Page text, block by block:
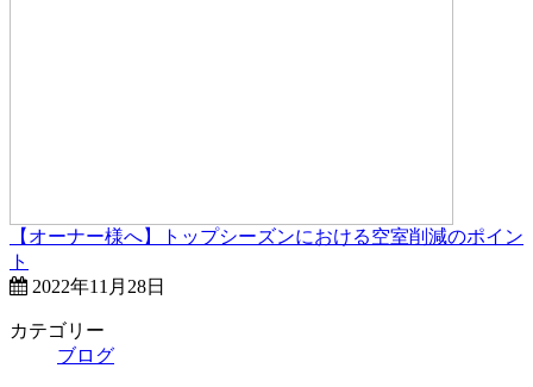
【オーナー様へ】トップシーズンにおける空室削減のポイン
ト
2022年11月28日
カテゴリー
ブログ